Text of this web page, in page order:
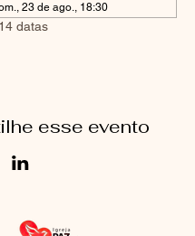
23 de ago., 18:30
datas
esse evento